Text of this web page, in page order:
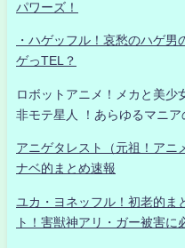
パワーズ！
・ハゲッフル！哀愁のハゲ
ゲっTEL？
ロボットアニメ！メカと美少
非モテ星人 ！あらゆるマニア
アニゲタレスト（元祖！ア
ナベ的まとめ速報
ユカ・ヨネッフル！初老的ま
ト！害獣神アリ・ガー被害に